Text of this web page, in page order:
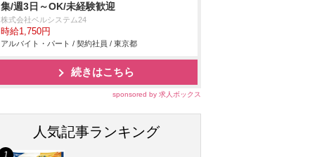
集/週3日～OK/未経験歓迎
株式会社ベルシステム24
時給1,750円
アルバイト・パート / 契約社員 / 東京都
続きはこちら
sponsored by 求人ボックス
人気記事ランキング